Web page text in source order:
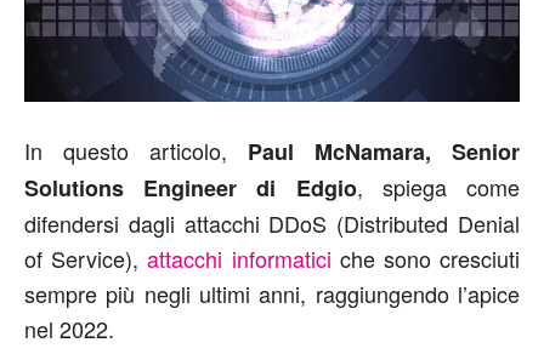
In questo articolo, Paul McNamara, Senior
Solutions Engineer di Edgio, spiega come
difendersi dagli attacchi DDoS (Distributed Denial
of Service),attacchi informatici che sono cresciuti
sempre più negli ultimi anni, raggiungendo l’apice
nel 2022.